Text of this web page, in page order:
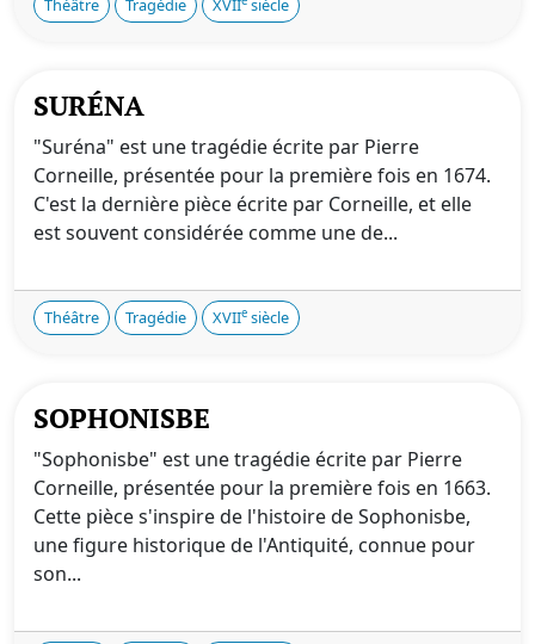
Théâtre Tragédie XVII siècle
SURÉNA
"Suréna" est une tragédie écrite par Pierre
Corneille, présentée pour la première fois en 1674.
C'est la dernière pièce écrite par Corneille, et elle
est souvent considérée comme une de...
Théâtre Tragédie XVIIe siècle
SOPHONISBE
"Sophonisbe" est une tragédie écrite par Pierre
Corneille, présentée pour la première fois en 1663.
Cette pièce s'inspire de l'histoire de Sophonisbe,
une figure historique de l'Antiquité, connue pour
son...